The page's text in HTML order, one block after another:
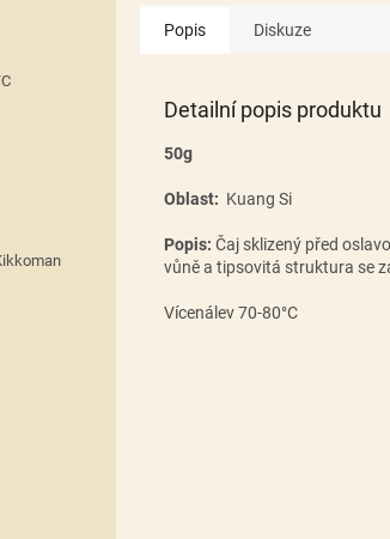
Popis Diskuze
Detailní popis produktu
50g
Oblast: Kuang Si
Popis: Čaj sklizený před
vůně a tipsovitá struktura se
Vícenálev 70-80°C